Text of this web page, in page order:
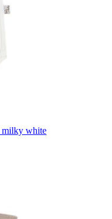
milky white